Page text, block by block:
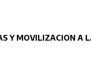
Y MOVILIZACION A